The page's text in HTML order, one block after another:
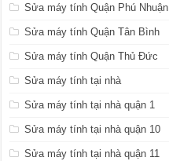
Sửa máy tính Quận Phú Nhuận
Sửa máy tính Quận Tân Bình
Sửa máy tính Quận Thủ Đức
Sửa máy tính tại nhà
Sửa máy tính tại nhà quận 1
Sửa máy tính tại nhà quận 10
Sửa máy tính tại nhà quận 11